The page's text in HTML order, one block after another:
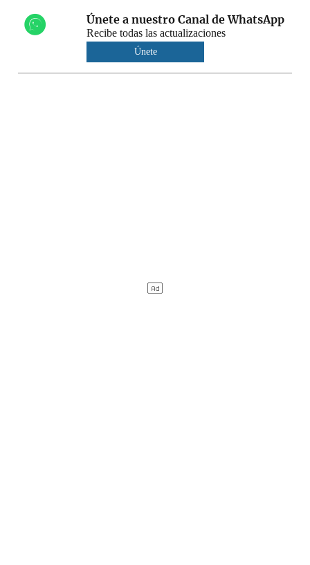
Únete a nuestro Canal de WhatsApp
Recibe todas las actualizaciones
Únete